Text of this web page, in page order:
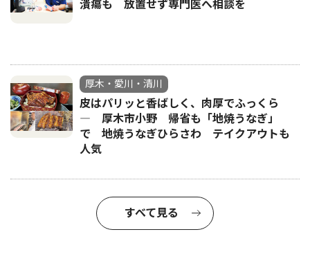
潰瘍も 放置せず専門医へ相談を
厚木・愛川・清川
皮はパリッと香ばしく、肉厚でふっくら
― 厚木市小野 帰省も「地焼うなぎ」
で 地焼うなぎひらさわ テイクアウトも
人気
すべて見る